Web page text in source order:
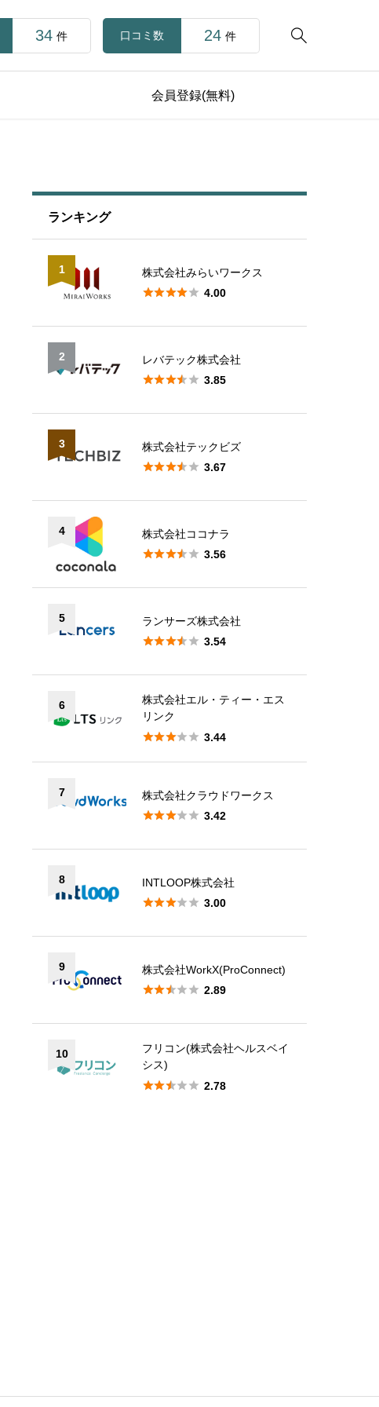

34 件 口コミ数 24 件
会員登録(無料)
ランキング
1
株式会社みらいワークス
 4.00
2
レバテック株式会社
 3.85
3
株式会社テックビズ
 3.67
4
株式会社ココナラ
 3.56
5
ランサーズ株式会社
 3.54
6
株式会社エル・ティー・エス
リンク
 3.44
7
株式会社クラウドワークス
 3.42
8
INTLOOP株式会社
 3.00
9
株式会社WorkX(ProConnect)
 2.89
10
フリコン(株式会社ヘルスベイ
シス)
 2.78